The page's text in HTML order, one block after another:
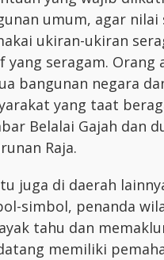
umum, agar
ukiran-ukiran
yang seragam.
bangunan negara
yang taat
Belalai Gajah dan
Raja.
juga di daerah
simbol, penanda
tahu dan
memiliki